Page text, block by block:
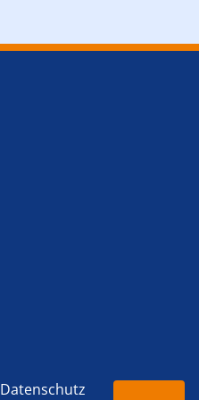
Datenschutz